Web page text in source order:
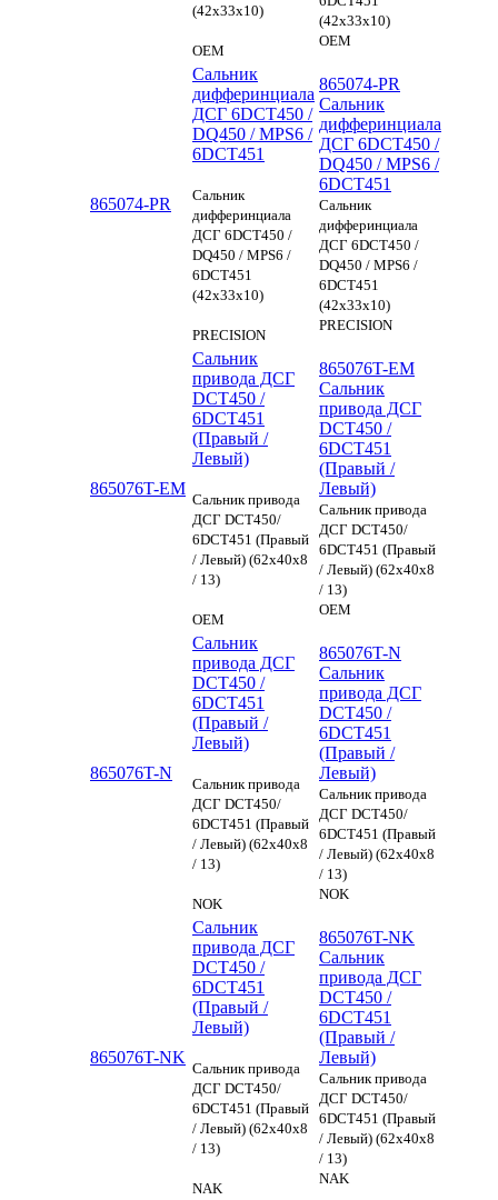
(42x33x10)
OEM
(42x33x10)
OEM
865074-PR
Сальник
дифферинциала
ДСГ 6DCT450 /
DQ450 / MPS6 /
6DCT451
Сальник
дифферинциала
ДСГ 6DCT450 /
DQ450 / MPS6 /
6DCT451
(42x33x10)
PRECISION
865074-PR
Сальник
дифферинциала
ДСГ 6DCT450 /
DQ450 / MPS6 /
6DCT451
Сальник
дифферинциала
ДСГ 6DCT450 /
DQ450 / MPS6 /
6DCT451
(42x33x10)
PRECISION
865076T-EM
Сальник
привода ДСГ
DCT450 /
6DCT451
(Правый /
Левый)
Сальник привода
ДСГ DCT450/
6DCT451 (Правый
/ Левый) (62x40x8
/ 13)
OEM
865076T-EM
Сальник
привода ДСГ
DCT450 /
6DCT451
(Правый /
Левый)
Сальник привода
ДСГ DCT450/
6DCT451 (Правый
/ Левый) (62x40x8
/ 13)
OEM
865076T-N
Сальник
привода ДСГ
DCT450 /
6DCT451
(Правый /
Левый)
Сальник привода
ДСГ DCT450/
6DCT451 (Правый
/ Левый) (62x40x8
/ 13)
NOK
865076T-N
Сальник
привода ДСГ
DCT450 /
6DCT451
(Правый /
Левый)
Сальник привода
ДСГ DCT450/
6DCT451 (Правый
/ Левый) (62x40x8
/ 13)
NOK
865076T-NK
Сальник
привода ДСГ
DCT450 /
6DCT451
(Правый /
Левый)
Сальник привода
ДСГ DCT450/
6DCT451 (Правый
/ Левый) (62x40x8
/ 13)
NAK
865076T-NK
Сальник
привода ДСГ
DCT450 /
6DCT451
(Правый /
Левый)
Сальник привода
ДСГ DCT450/
6DCT451 (Правый
/ Левый) (62x40x8
/ 13)
NAK